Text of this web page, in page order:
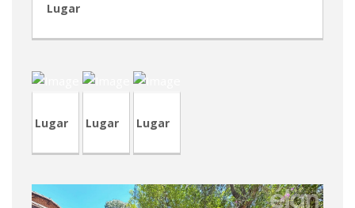
Lugar
Lugar Lugar Lugar